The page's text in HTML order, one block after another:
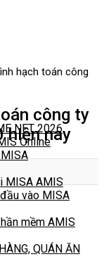
NET 2026
Online
MISA AMIS
vào MISA
mềm AMIS
QUÁN ĂN
hạch toán công
công ty
hiện nay